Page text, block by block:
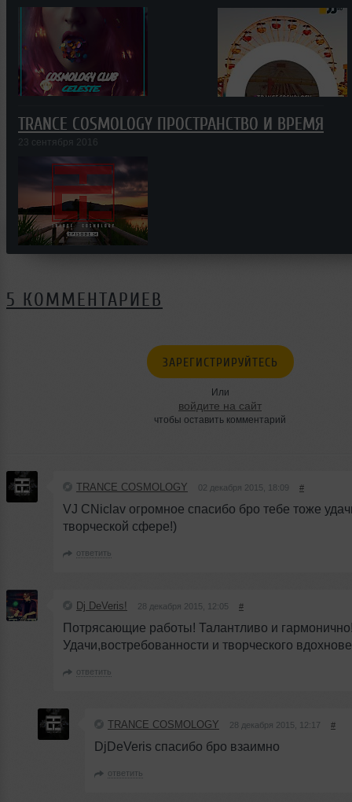
TRANCE COSMOLOGY ПРОСТРАНСТВО И ВРЕМЯ
23 сентября 2016
5 КОММЕНТАРИЕВ
ЗАРЕГИСТРИРУЙТЕСЬ
Или
войдите на сайт
чтобы оставить комментарий
TRANCE COSMOLOGY 02 декабря 2015, 18:09 #
VJ CNiclav огромное спасибо бро тебе тоже
творческой сфере!)
ответить
Dj DeVeris! 28 декабря 2015, 12:05 #
Потрясающие работы! Талантливо и
Удачи,востребованности и творческого
ответить
TRANCE COSMOLOGY 28 декабря 2015, 12:17 #
DjDeVeris спасибо бро взаимно
ответить